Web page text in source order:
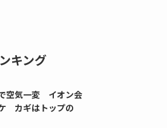
キング
空気一変 イオン会
カギはトップの